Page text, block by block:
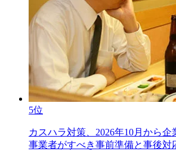
5位
カスハラ対策、2026年10月から
事業者がすべき事前準備と事後対